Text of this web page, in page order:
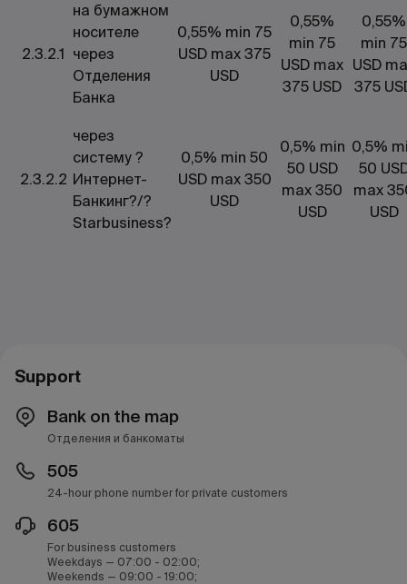
2.3.2.1
на бумажном
носителе
через
Отделения
Банка
0,55% min 75
USD max 375
USD
0,55%
min 75
USD max
375 USD
0,55%
min 75
USD
375
2.3.2.2
через
систему ?
Интернет-
Банкинг?/?
Starbusiness?
0,5% min 50
USD max 350
USD
0,5% min
50 USD
max 350
USD
0,5%
50
max
USD
Support
Bank on the map
Отделения и банкоматы
505
24-hour phone number for private customers
605
For business customers
Weekdays — 07:00 - 02:00;
Weekends — 09:00 - 19:00;